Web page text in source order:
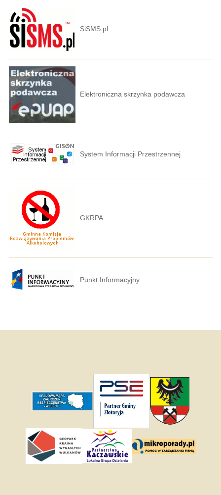
SiSMS.pl
Elektroniczna skrzynka podawcza
System Informacji Przestrzennej
GKRPA
Punkt Informacyjny